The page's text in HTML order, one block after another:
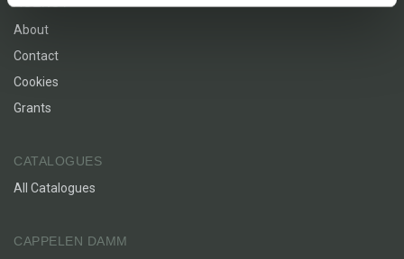
About
Contact
Cookies
Grants
CATALOGUES
All Catalogues
CAPPELEN DAMM